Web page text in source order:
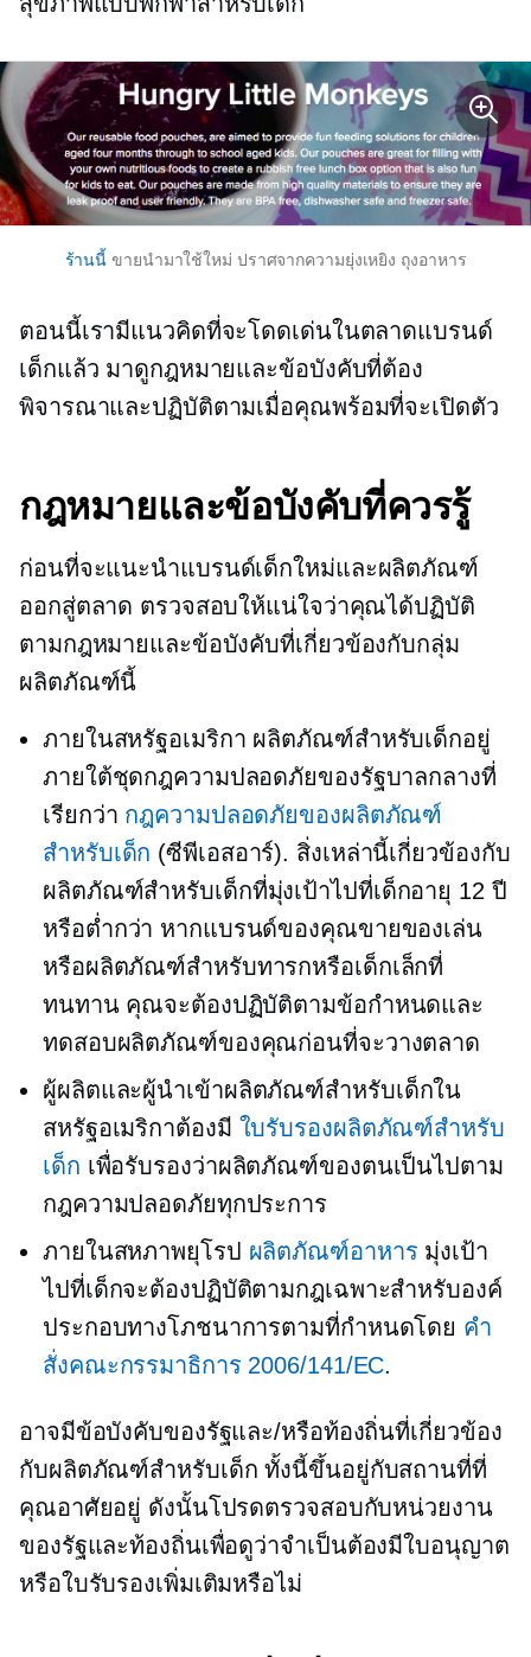
ร้านนี้ ขายนำมาใช้ใหม่ ปราศจากความยุ่งเหยิง ถุงอาหาร
ตอนนี้เรามีแนวคิดที่จะโดดเด่นในตลาดแบรนด์
เด็กแล้ว มาดูกฎหมายและข้อบังคับที่ต้อง
พิจารณาและปฏิบัติตามเมื่อคุณพร้อมที่จะเปิดตัว
กฎหมายและข้อบังคับที่ควรรู้
ก่อนที่จะแนะนำแบรนด์เด็กใหม่และผลิตภัณฑ์
ออกสู่ตลาด ตรวจสอบให้แน่ใจว่าคุณได้ปฏิบัติ
ตามกฎหมายและข้อบังคับที่เกี่ยวข้องกับกลุ่ม
ผลิตภัณฑ์นี้
ภายในสหรัฐอเมริกา ผลิตภัณฑ์สำหรับเด็กอยู่
ภายใต้ชุดกฎความปลอดภัยของรัฐบาลกลางที่
เรียกว่า กฎความปลอดภัยของผลิตภัณฑ์
สำหรับเด็ก (ซีพีเอสอาร์). สิ่งเหล่านี้เกี่ยวข้องกับ
ผลิตภัณฑ์สำหรับเด็กที่มุ่งเป้าไปที่เด็กอายุ 12 ปี
หรือต่ำกว่า หากแบรนด์ของคุณขายของเล่น
หรือผลิตภัณฑ์สำหรับทารกหรือเด็กเล็กที่
ทนทาน คุณจะต้องปฏิบัติตามข้อกำหนดและ
ทดสอบผลิตภัณฑ์ของคุณก่อนที่จะวางตลาด
ผู้ผลิตและผู้นำเข้าผลิตภัณฑ์สำหรับเด็กใน
สหรัฐอเมริกาต้องมี ใบรับรองผลิตภัณฑ์สำหรับ
เด็ก เพื่อรับรองว่าผลิตภัณฑ์ของตนเป็นไปตาม
กฎความปลอดภัยทุกประการ
ภายในสหภาพยุโรป ผลิตภัณฑ์อาหาร มุ่งเป้า
ไปที่เด็กจะต้องปฏิบัติตามกฎเฉพาะสำหรับองค์
ประกอบทางโภชนาการตามที่กำหนดโดย คำ
สั่งคณะกรรมาธิการ 2006/141/EC.
อาจมีข้อบังคับของรัฐและ/หรือท้องถิ่นที่เกี่ยวข้อง
กับผลิตภัณฑ์สำหรับเด็ก ทั้งนี้ขึ้นอยู่กับสถานที่ที่
คุณอาศัยอยู่ ดังนั้นโปรดตรวจสอบกับหน่วยงาน
ของรัฐและท้องถิ่นเพื่อดูว่าจำเป็นต้องมีใบอนุญาต
หรือใบรับรองเพิ่มเติมหรือไม่